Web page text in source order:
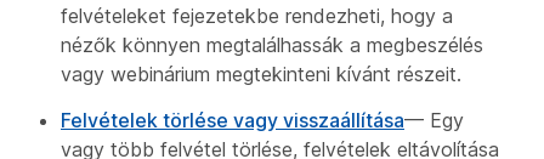
felvételeket fejezetekbe rendezheti, hogy a
nézők könnyen megtalálhassák a megbeszélés
vagy webinárium megtekinteni kívánt részeit.
Felvételek törlése vagy visszaállítása— Egy
vagy több felvétel törlése, felvételek eltávolítása